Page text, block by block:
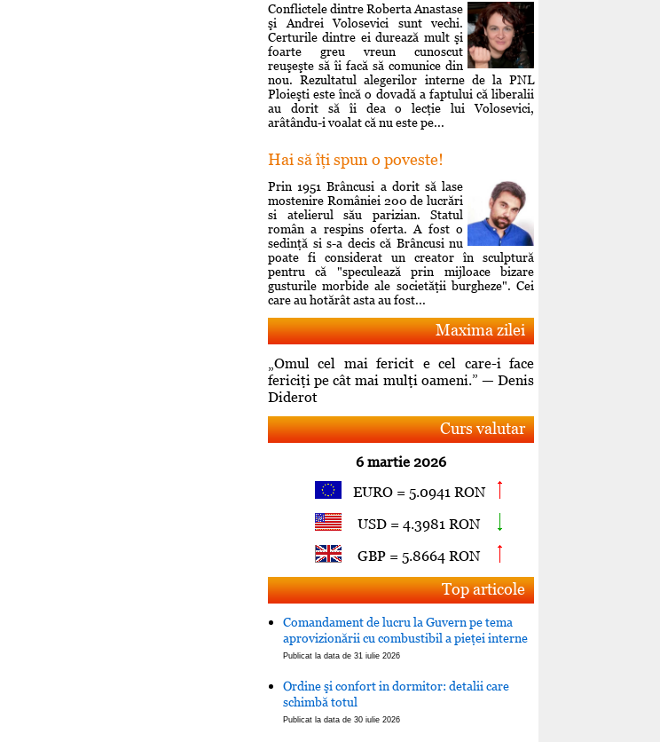
Conflictele dintre Roberta Anastase
şi Andrei Volosevici sunt vechi.
Certurile dintre ei durează mult şi
foarte greu vreun cunoscut
reuşeşte să îi facă să comunice din
nou. Rezultatul alegerilor interne de la PNL
Ploieşti este încă o dovadă a faptului că liberalii
au dorit să îi dea o lecţie lui Volosevici,
arâtându-i voalat că nu este pe...
Hai să îţi spun o poveste!
Prin 1951 Brâncusi a dorit să lase
mostenire României 200 de lucrări
si atelierul său parizian. Statul
român a respins oferta. A fost o
sedinţă si s-a decis că Brâncusi nu
poate fi considerat un creator în sculptură
pentru că "speculează prin mijloace bizare
gusturile morbide ale societăţii burgheze". Cei
care au hotărât asta au fost...
Maxima zilei
„Omul cel mai fericit e cel care-i face
fericiţi pe cât mai mulţi oameni.” — Denis
Diderot
Curs valutar
6 martie 2026
EURO = 5.0941 RON
USD = 4.3981 RON
GBP = 5.8664 RON
Top articole
Comandament de lucru la Guvern pe tema
aprovizionării cu combustibil a pieţei interne
Publicat la data de 31 iulie 2026
Ordine şi confort in dormitor: detalii care
schimbă totul
Publicat la data de 30 iulie 2026